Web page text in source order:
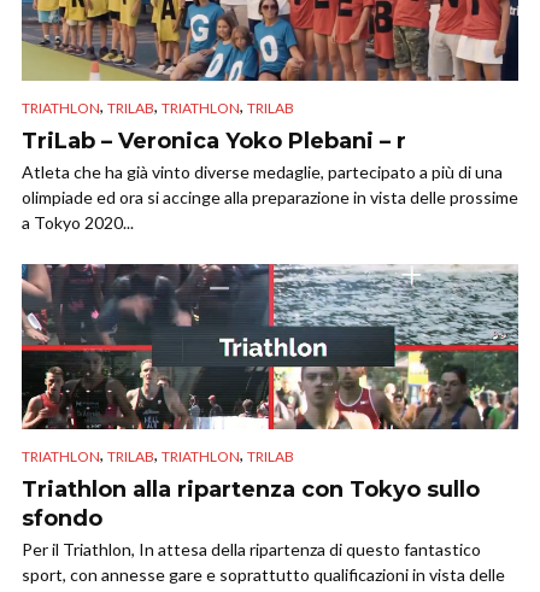
TRIATHLON, TRILAB, TRIATHLON, TRILAB
TriLab – Veronica Yoko Plebani – r
Atleta che ha già vinto diverse medaglie, partecipato a più di una
olimpiade ed ora si accinge alla preparazione in vista delle prossime
a Tokyo 2020...
TRIATHLON, TRILAB, TRIATHLON, TRILAB
Triathlon alla ripartenza con Tokyo sullo
sfondo
Per il Triathlon, In attesa della ripartenza di questo fantastico
sport, con annesse gare e soprattutto qualificazioni in vista delle